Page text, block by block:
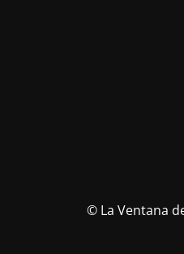
© La Ventana